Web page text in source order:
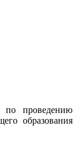
по проведению
образования